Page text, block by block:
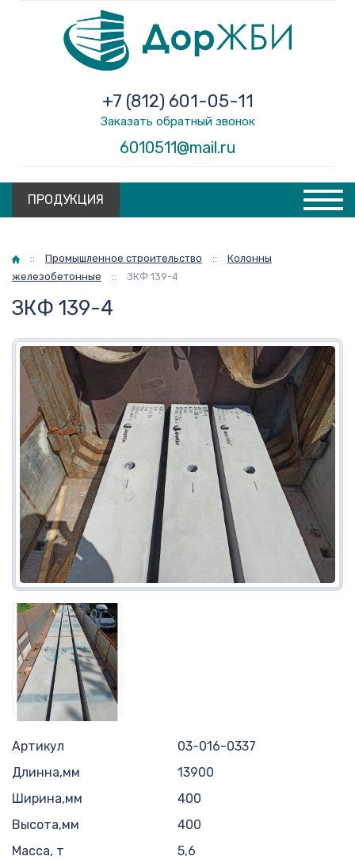
6010511@mail.ru
+7 (812) 601-05-11
Заказать обратный звонок
ПРОДУКЦИЯ
Главная
:: Промышленное строительство ::
Колонны
железобетонные
:: ЗКФ 139-4
ЗКФ 139-4
Артикул
03-016-0337
Длинна,мм
13900
Ширина,мм
400
Высота,мм
400
Масса, т
5,6